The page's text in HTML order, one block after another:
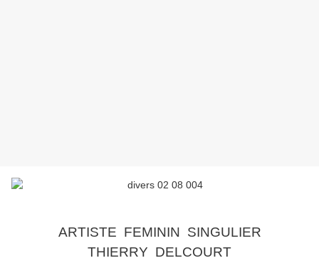
ARTISTE FEMININ SINGULIER
THIERRY DELCOURT